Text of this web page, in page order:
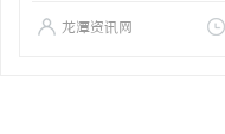
龙潭资讯网